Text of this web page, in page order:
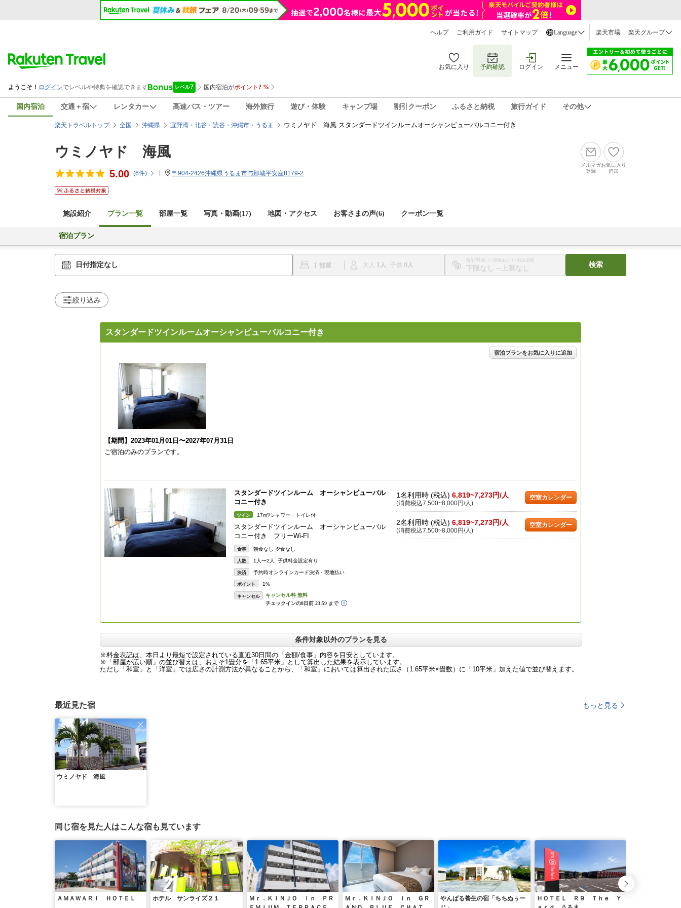
ヘルプ ご利用ガイド サイトマップ Language 楽天市場 楽天グループ
お気に入り 予約確認 ログイン メニュー
国内宿泊 交通＋宿 レンタカー 高速バス・ツアー 海外旅行 遊び・体験 キャンプ場 割引クーポン ふるさと納税 旅行ガイド その他
楽天トラベルトップ 全国 沖縄県 宜野湾・北谷・読谷・沖縄市・うるま ウミノヤド 海風 スタンダードツインルームオーシャンビューバルコニー付き
ウミノヤド 海風
5.00 (6件) 〒904-2426沖縄県うるま市与那城平安座8179-2
メルマガ
登録
お気に入り
追加
施設紹介 プラン一覧 部屋一覧 写真・動画(17) 地図・アクセス お客さまの声(6) クーポン一覧
宿泊プラン
日付指定なし 1 大人 1 子供 0
合計料金 ※1部屋あたりの税込金額
〜
検索
絞り込み
スタンダードツインルームオーシャンビューバルコニー付き
宿泊プランをお気に入りに追加
【期間】2023年01月01日〜2027年07月31日
ご宿泊のみのプランです。
スタンダードツインルーム オーシャンビューバル
コニー付き
ツイン 17m²/シャワー・トイレ付
スタンダードツインルーム オーシャンビューバル
コニー付き フリーWi-FI
食事 朝食なし 夕食なし
人数 1人〜2人 子供料金設定有り
決済 予約時オンラインカード決済・現地払い
ポイント 1%
キャンセル
1名利用時 (税込) 6,819~7,273円/人
(消費税込7,500~8,000円/人)
空室カレンダー
2名利用時 (税込) 6,819~7,273円/人
(消費税込7,500~8,000円/人)
空室カレンダー
条件対象以外のプランを見る
※料金表記は、本日より最短で設定されている直近30日間の「金額/食事」内容を目安としています。
※「部屋が広い順」の並び替えは、およそ1畳分を「1.65平米」として算出した結果を表示しています。
ただし「和室」と「洋室」では広さの計測方法が異なることから、「和室」においては算出された広さ（1.65平米×畳数）に「10平米」加えた値で並び替えます。
最近見た宿 もっと見る
ウミノヤド 海風
同じ宿を見た人はこんな宿も見ています
ＡＭＡＷＡＲＩ ＨＯＴＥＬ ホテル サンライズ２１
Ｍｒ．ＫＩＮＪＯ ｉｎ ＰＲ
Ｍｒ．ＫＩＮＪＯ ｉｎ ＧＲ
やんばる養生の宿「ちちぬぅー
ＨＯＴＥＬ Ｒ９ Ｔｈｅ Ｙ